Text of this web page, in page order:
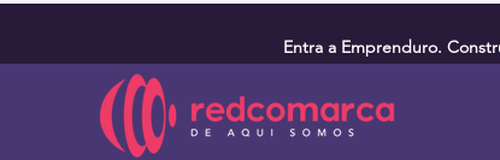
Entra a Emprenduro.